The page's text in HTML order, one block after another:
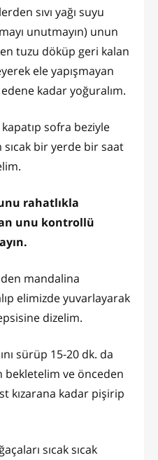
sıvı yağı suyu
unutmayın) unun
tuzu döküp geri kalan
ele yapışmayan
kadar yoğuralım.
sofra beziyle
sıcak bir yerde bir saat
rahatlıkla
unu kontrollü
mandalina
elimizde yuvarlayarak
dizelim.
sürüp 15-20 dk. da
bekletelim ve önceden
kızarana kadar pişirip
sıcak sıcak